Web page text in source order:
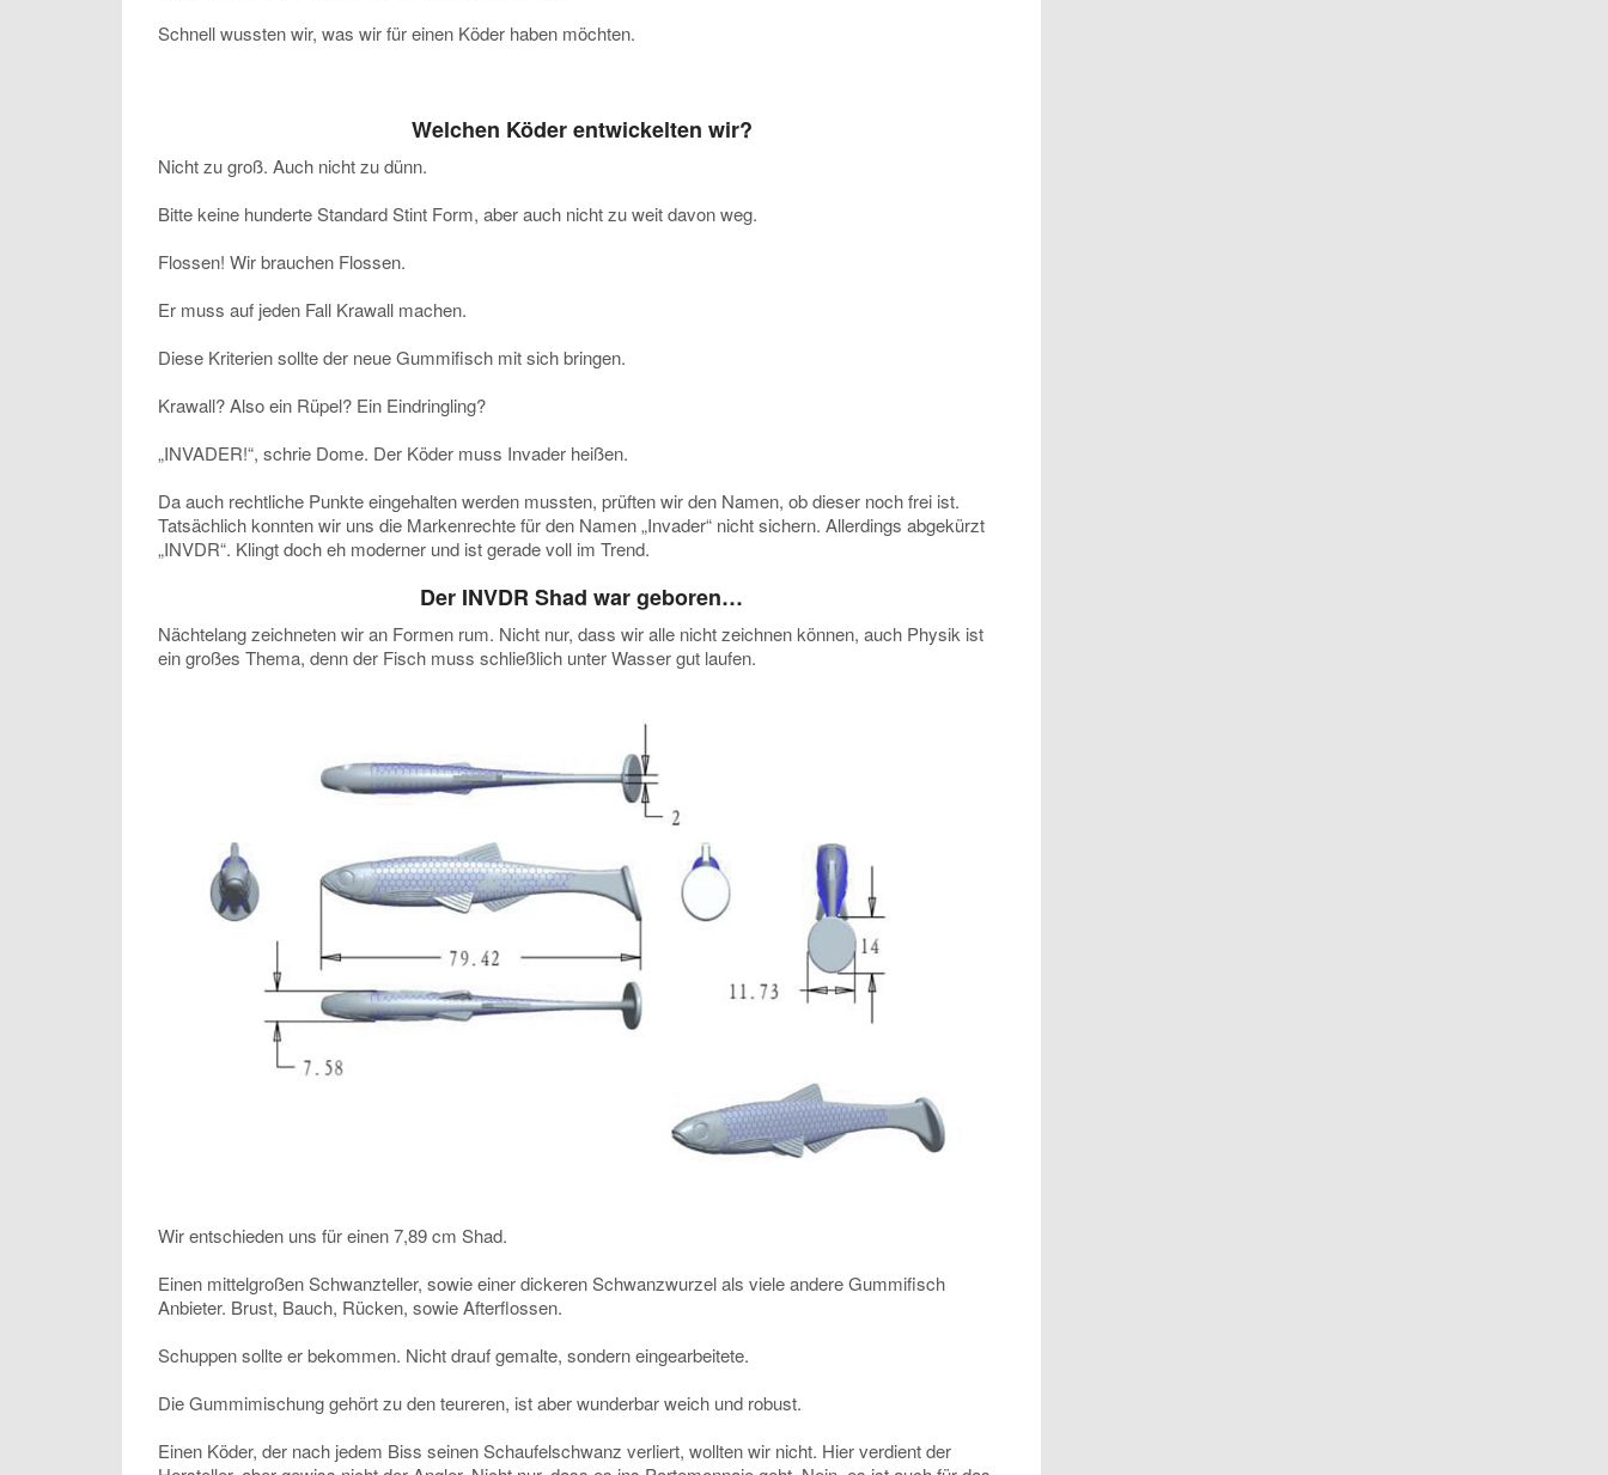
Schnell wussten wir, was wir für einen Köder haben möchten.
Welchen Köder entwickelten wir?
Nicht zu groß. Auch nicht zu dünn.
Bitte keine hunderte Standard Stint Form, aber auch nicht zu weit davon weg.
Flossen! Wir brauchen Flossen.
Er muss auf jeden Fall Krawall machen.
Diese Kriterien sollte der neue Gummifisch mit sich bringen.
Krawall? Also ein Rüpel? Ein Eindringling?
„INVADER!“, schrie Dome. Der Köder muss Invader heißen.
Da auch rechtliche Punkte eingehalten werden mussten, prüften wir den Namen, ob dieser noch frei ist.
Tatsächlich konnten wir uns die Markenrechte für den Namen „Invader“ nicht sichern. Allerdings abgekürzt
„INVDR“. Klingt doch eh moderner und ist gerade voll im Trend.
Der INVDR Shad war geboren…
Nächtelang zeichneten wir an Formen rum. Nicht nur, dass wir alle nicht zeichnen können, auch Physik ist
ein großes Thema, denn der Fisch muss schließlich unter Wasser gut laufen.
Wir entschieden uns für einen 7,89 cm Shad.
Einen mittelgroßen Schwanzteller, sowie einer dickeren Schwanzwurzel als viele andere Gummifisch
Anbieter. Brust, Bauch, Rücken, sowie Afterflossen.
Schuppen sollte er bekommen. Nicht drauf gemalte, sondern eingearbeitete.
Die Gummimischung gehört zu den teureren, ist aber wunderbar weich und robust.
Einen Köder, der nach jedem Biss seinen Schaufelschwanz verliert, wollten wir nicht. Hier verdient der